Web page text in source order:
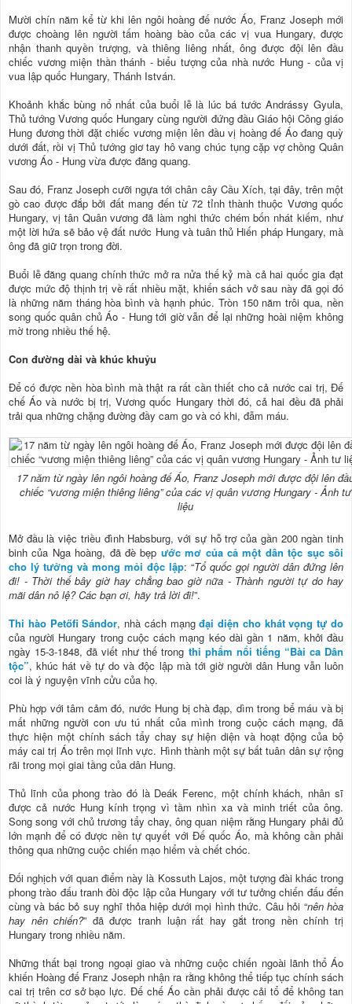
Mười chín năm kể từ khi lên ngôi hoàng đế nước Áo, Franz Joseph mới
được choàng lên người tấm hoàng bào của các vị vua Hungary, được
nhận thanh quyền trượng, và thiêng liêng nhất, ông được đội lên đầu
chiếc vương miện thần thánh - biểu tượng của nhà nước Hung - của vị
vua lập quốc Hungary, Thánh István.
Khoảnh khắc bùng nổ nhất của buổi lễ là lúc bá tước Andrássy Gyula,
Thủ tướng Vương quốc Hungary cùng người đứng đầu Giáo hội Công giáo
Hung đương thời đặt chiếc vương miện lên đầu vị hoàng đế Áo đang quỳ
dưới đất, rồi vị Thủ tướng giơ tay hô vang chúc tụng cặp vợ chồng Quân
vương Áo - Hung vừa được đăng quang.
Sau đó, Franz Joseph cưỡi ngựa tới chân cây Cầu Xích, tại đây, trên một
gò cao được đắp bởi đất mang đến từ 72 tỉnh thành thuộc Vương quốc
Hungary, vị tân Quân vương đã làm nghi thức chém bốn nhát kiếm, như
một lời hứa sẽ bảo vệ đất nước Hung và tuân thủ Hiến pháp Hungary, mà
ông đã giữ trọn trong đời.
Buổi lễ đăng quang chính thức mở ra nửa thế kỷ mà cả hai quốc gia đạt
được mức độ thịnh trị về rất nhiều mặt, khiến sách vở sau này đã gọi đó
là những năm tháng hòa bình và hạnh phúc. Tròn 150 năm trôi qua, nền
song quốc quân chủ Áo - Hung tới giờ vẫn để lại những hoài niệm không
mờ trong nhiều thế hệ.
Con đường dài và khúc khuỷu
Để có được nền hòa bình mà thật ra rất cần thiết cho cả nước cai trị, Đế
chế Áo và nước bị trị, Vương quốc Hungary thời đó, cả hai đều đã phải
trải qua những chặng đường đầy cam go và có khi, đẫm máu.
17 năm từ ngày lên ngôi hoàng đế Áo, Franz Joseph mới được đội lên
chiếc “vương miện thiêng liêng” của các vị quân vương Hungary - Ảnh tư
liệu
Mở đầu là việc triều đình Habsburg, với sự hỗ trợ của gần 200 ngàn tinh
binh của Nga hoàng, đã đè bẹp ước mơ của cả một dân tộc sục sôi
cho lý tưởng và mong mỏi độc lập: “Tổ quốc gọi người dân đứng lên
đi! - Thời thế bây giờ hay chẳng bao giờ nữa - Thành người tự do hay
mãi dân nô lệ? Các bạn ơi, hãy trả lời đi!”.
Thi hào Petőfi Sándor, nhà cách mạngđại diện cho khát vọng tự do
của người Hungary trong cuộc cách mạng kéo dài gần 1 năm, khởi đầu
ngày 15-3-1848, đã viết như thế trong thi phẩm nổi tiếng “Bài ca Dân
tộc”, khúc hát về tự do và độc lập mà tới giờ người dân Hung vẫn luôn
coi là ý nguyện vĩnh cửu của họ.
Phù hợp với tâm cảm đó, nước Hung bị chà đạp, dìm trong bể máu và bị
mất những người con ưu tú nhất của mình trong cuộc cách mạng, đã
thực hiện một chính sách tẩy chay sự hiện diện và hoạt động của bộ
máy cai trị Áo trên mọi lĩnh vực. Hình thành một sự bất tuân dân sự rộng
rãi trong mọi giai tầng của dân Hung.
Thủ lĩnh của phong trào đó là Deák Ferenc, một chính khách, nhân sĩ
được cả nước Hung kính trọng vì tầm nhìn xa và minh triết của ông.
Song song với chủ trương tẩy chay, ông quan niệm rằng Hungary phải đủ
lớn mạnh để có được nền tự quyết với Đế quốc Áo, mà không cần phải
thông qua những cuộc chiến mạo hiểm và chết chóc.
Đối nghịch với quan điểm này là Kossuth Lajos, một tượng đài khác trong
phong trào đấu tranh đòi độc lập của Hungary với tư tưởng chiến đấu đến
cùng và bác bỏ suy nghĩ thỏa hiệp dưới mọi hình thức. Câu hỏi “nên hòa
hay nên chiến?” đã được tranh luận rất hay gắt trong nền chính trị
Hungary trong nhiều năm.
Những thất bại trong ngoại giao và những cuộc chiến ngoài lãnh thổ Áo
khiến Hoàng đế Franz Joseph nhận ra rằng không thể tiếp tục chính sách
cai trị trên cơ sở bạo lực. Đế chế Áo cần phải được cải tổ để không tan